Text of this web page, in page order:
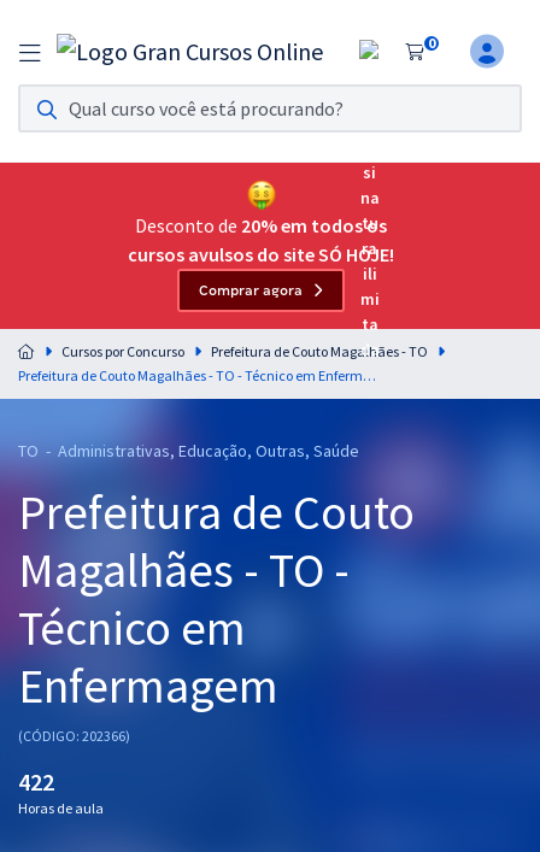
0
Assinatura Ilimitada 11
Acesso a todos os cursos. Teste grátis por 7 dias!
Assinatura OAB Até Passar
Acesso ilimitado a toda preparação para o Exame da
Residências Multiprofissionais
Preparação completa e intensiva para as principais
residências em saúde do Brasil
Cursos 20% OFF
Pós
Graduação
OAB
Questões grátis
Desconto de 20% em todos os
cursos avulsos do site SÓ HOJE!
Comprar agora
Cursos por Concurso
Prefeitura de Couto Magalhães - TO
Prefeitura de Couto Magalhães - TO - Técnico em Enfermagem
TO - Administrativas, Educação, Outras, Saúde
Prefeitura de Couto
Magalhães - TO -
Técnico em
Enfermagem
(CÓDIGO: 202366)
422
Horas de aula